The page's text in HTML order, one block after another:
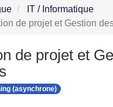
IT / Informatique
de projet et Gestion
de projet et
(asynchrone)